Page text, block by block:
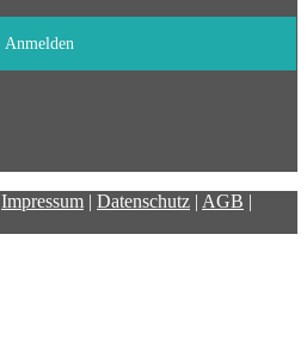
Impressum | Datenschutz | AGB |